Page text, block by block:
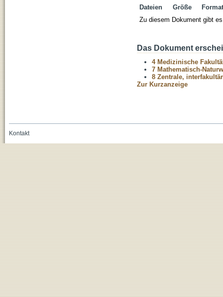
Dateien Größe
Format
Zu diesem Dokument gibt
Das Dokument
4 Medizinische
7 Mathematisch-
8 Zentrale,
Zur Kurzanzeige
Kontakt